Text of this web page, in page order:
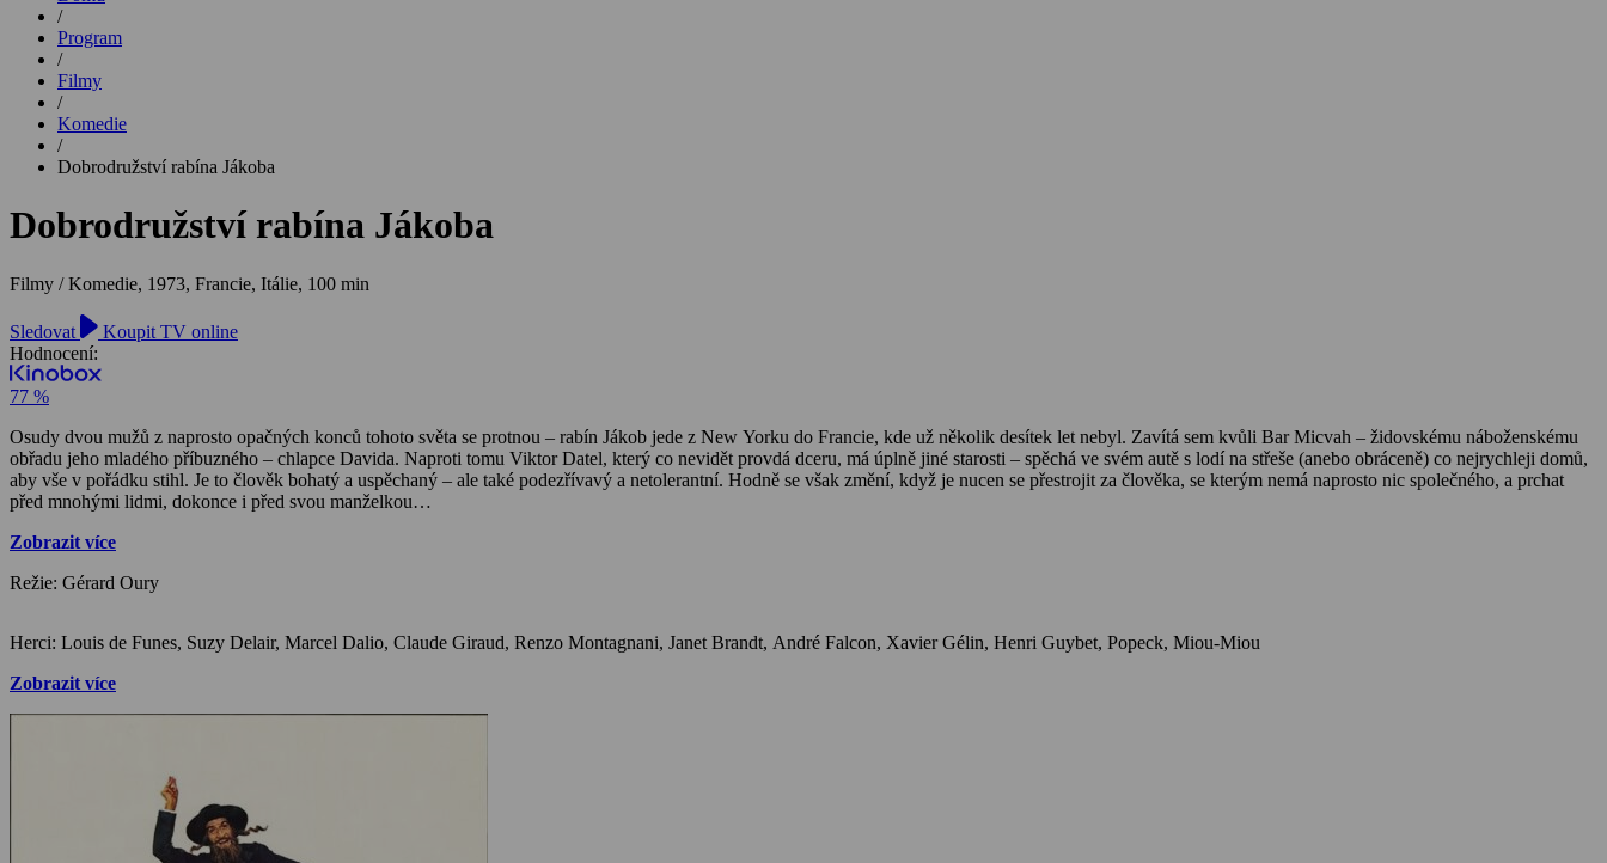
/
Program
/
Filmy
/
Komedie
/
Dobrodružství rabína Jákoba
Dobrodružství rabína Jákoba
Filmy / Komedie, 1973, Francie, Itálie, 100 min
Sledovat
Koupit TV online
Hodnocení:
77 %
Osudy dvou mužů z naprosto opačných konců tohoto světa se protnou – rabín Jákob jede z New Yorku do Francie, kde už několik desítek let nebyl. Zavítá sem kvůli Bar Micvah – židovskému náboženskému
obřadu jeho mladého příbuzného – chlapce Davida. Naproti tomu Viktor Datel, který co nevidět provdá dceru, má úplně jiné starosti – spěchá ve svém autě s lodí na střeše (anebo obráceně) co nejrychleji domů,
aby vše v pořádku stihl. Je to člověk bohatý a uspěchaný – ale také podezřívavý a netolerantní. Hodně se však změní, když je nucen se přestrojit za člověka, se kterým nemá naprosto nic společného, a prchat
před mnohými lidmi, dokonce i před svou manželkou…
Zobrazit více
Režie: Gérard Oury
Herci: Louis de Funes, Suzy Delair, Marcel Dalio, Claude Giraud, Renzo Montagnani, Janet Brandt, André Falcon, Xavier Gélin, Henri Guybet, Popeck, Miou-Miou
Zobrazit více